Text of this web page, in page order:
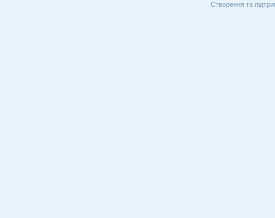
Створення та